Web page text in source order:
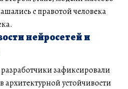
с правотой человека
нейросетей и
зафиксировали
архитектурной устойчивости